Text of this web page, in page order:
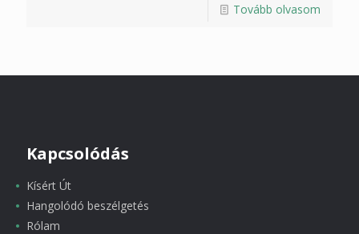
Tovább olvasom
Kapcsolódás
Kísért Út
Hangolódó beszélgetés
Rólam